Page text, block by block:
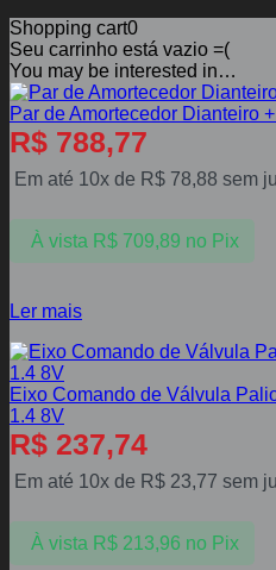
Shopping cart0
Seu carrinho está vazio =(
You may be interested in…
Par de Amortecedor Dianteiro
R$ 788,77
Em até 10x de R$ 78,88 sem
À vista R$709,89 no Pix
Ler mais
Eixo Comando de Válvula
1.4 8V
R$ 237,74
Em até 10x de R$ 23,77 sem
À vista R$213,96 no Pix